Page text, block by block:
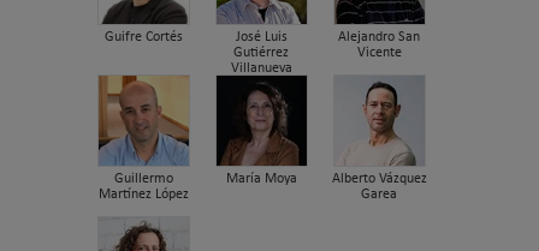
Guifre Cortés
José Luis
Gutiérrez
Villanueva
Alejandro San
Vicente
Guillermo
Martínez López
María Moya
Alberto Vázquez
Garea